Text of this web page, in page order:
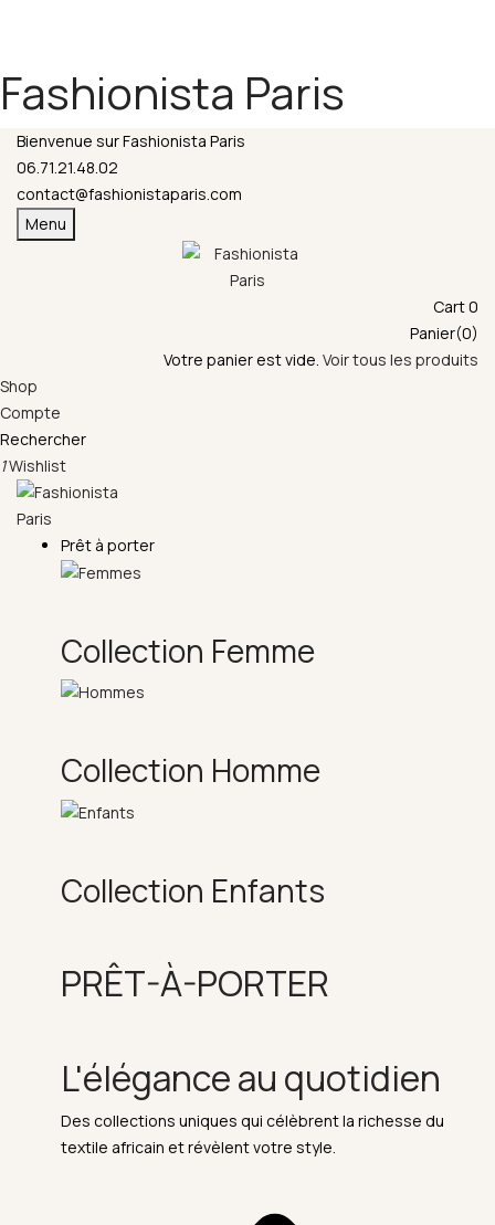
Fashionista Paris
Bienvenue sur Fashionista Paris
06.71.21.48.02
contact@fashionistaparis.com
Menu
Cart0
Panier(0)
Votre panier est vide. Voir tous les produits
Shop
Compte
Rechercher
1Wishlist
Prêt à porter
Collection Femme
Collection Homme
Collection Enfants
PRÊT-À-PORTER
L'élégance au quotidien
Des collections uniques qui célèbrent la richesse du
textile africain et révèlent votre style.
possible durant cette période.